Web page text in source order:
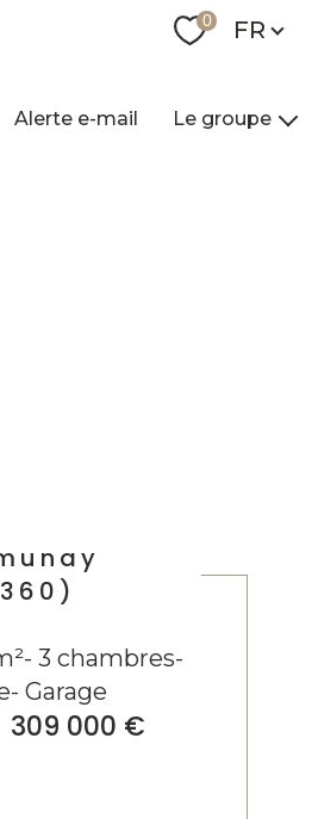
0 Langue
FR
Alerte e-mail Le groupe
3 chambres-
Garage
309 000 €